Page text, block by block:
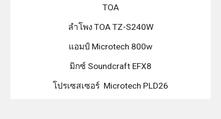
TOA
ลำโพง TOA TZ-S240W
แอมป์ Microtech 800w
มิกซ์ Soundcraft EFX8
โปรเซสเซอร์ Microtech PLD26